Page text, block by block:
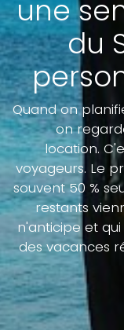
une
du
Quand on
on
location.
voyageurs. Le
souvent 50 %
restants
n'anticipe et
des vacances